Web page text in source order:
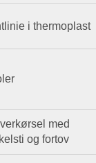
i thermoplast
med
og fortov